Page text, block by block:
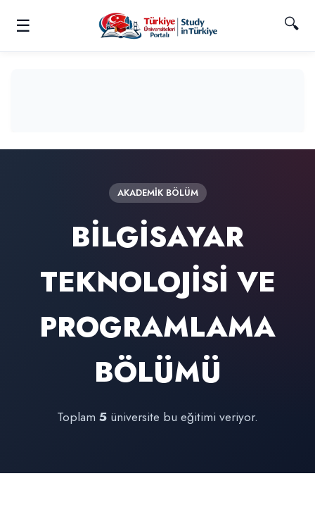
☰ 🔍
AKADEMIK BÖLÜM
BİLGİSAYAR
TEKNOLOJİSİ VE
PROGRAMLAMA
BÖLÜMÜ
Toplam 5 üniversite bu eğitimi veriyor.